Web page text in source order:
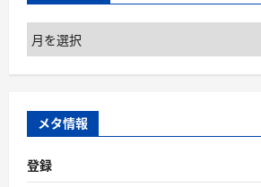
ア
ー
カ
ブ
メタ情報
登録